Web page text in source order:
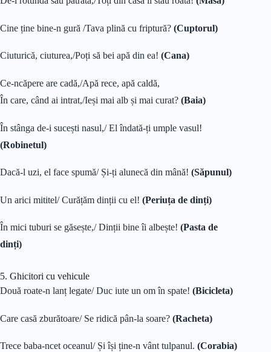
Cine ține bine-n gură /Tava plină cu friptură? (Cuptorul)
Ciuturică, ciuturea,/Poți să bei apă din ea! (Cana)
Ce-ncăpere are cadă,/Apă rece, apă caldă,
În care, când ai intrat,/Ieși mai alb și mai curat? (Baia)
În stânga de-i sucești nasul,/ El îndată-ți umple vasul!
(Robinetul)
Dacă-l uzi, el face spumă/ Și-ți alunecă din mână! (Săpunul)
Un arici mititel/ Curățăm dinții cu el! (Periuța de dinți)
În mici tuburi se găsește,/ Dinții bine îi albește! (Pasta de
dinți)
5. Ghicitori cu vehicule
Două roate-n lanț legate/ Duc iute un om în spate! (Bicicleta)
Care casă zburătoare/ Se ridică pân-la soare? (Racheta)
Trece baba-ncet oceanul/ Și își ține-n vânt tulpanul. (Corabia)